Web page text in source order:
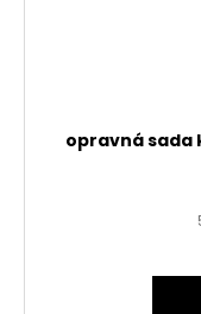
opravná sada